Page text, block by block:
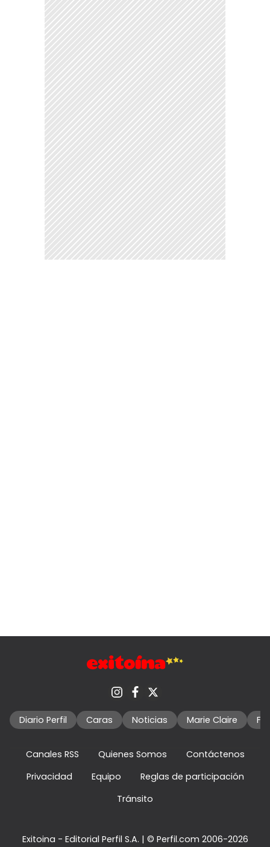
Diario Perfil Caras Noticias Marie Claire
Canales RSS Quienes Somos
Contáctenos
Privacidad
Equipo
Reglas de participación
Tránsito
Exitoina - Editorial Perfil S.A. | © Perfil.com 2006-2026